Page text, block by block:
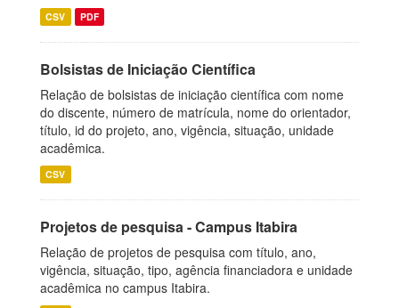
CSV PDF
Bolsistas de Iniciação Científica
Relação de bolsistas de iniciação científica com nome
do discente, número de matrícula, nome do orientador,
título, id do projeto, ano, vigência, situação, unidade
acadêmica.
CSV
Projetos de pesquisa - Campus Itabira
Relação de projetos de pesquisa com título, ano,
vigência, situação, tipo, agência financiadora e unidade
acadêmica no campus Itabira.